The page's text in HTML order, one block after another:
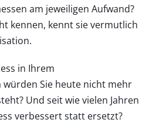
am jeweiligen Aufwand?
kennen, kennt sie vermutlich
in Ihrem
Sie heute nicht mehr
Und seit wie vielen Jahren
verbessert statt ersetzt?